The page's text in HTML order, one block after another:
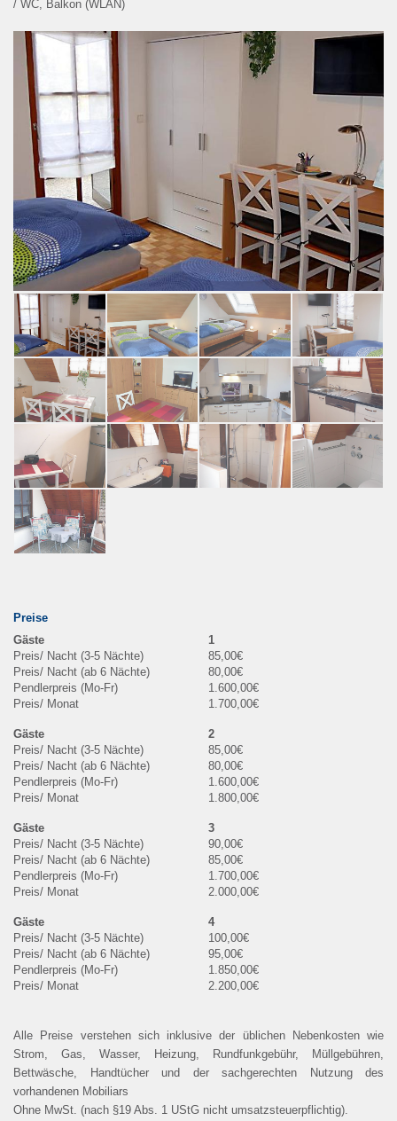
ENGLISH
/ WC, Balkon (WLAN)
Preise
1
85,00€
80,00€
1.600,00€
1.700,00€
2
85,00€
80,00€
1.600,00€
1.800,00€
3
90,00€
85,00€
1.700,00€
2.000,00€
4
100,00€
95,00€
1.850,00€
2.200,00€
Alle Preise verstehen sich inklusive der üblichen Nebenkosten wie
Strom, Gas, Wasser, Heizung, Rundfunkgebühr, Müllgebühren,
Bettwäsche, Handtücher und der sachgerechten Nutzung des
vorhandenen Mobiliars
Ohne MwSt. (nach §19 Abs. 1 UStG nicht umsatzsteuerpflichtig).